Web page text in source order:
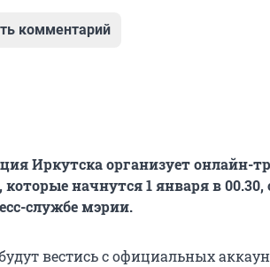
комментарий
Иркутска организует онлайн-
которые начнутся 1 января в
службе мэрии.
вестись с официальных